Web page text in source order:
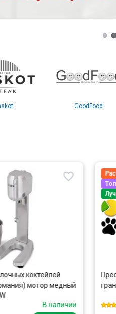
GoodFood
коктейлей
мотор медный
В наличии
Топ